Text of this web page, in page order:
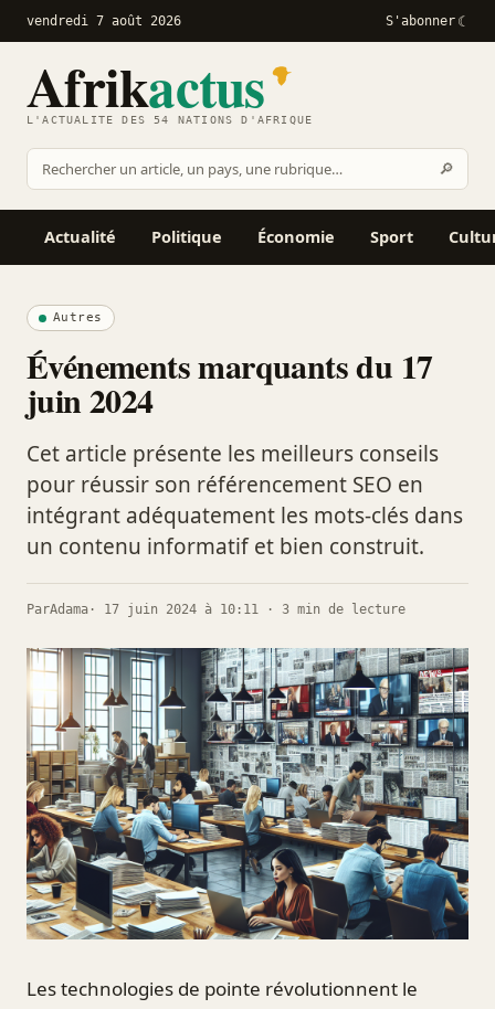
vendredi 7 août 2026 S'abonner
Afrikactus
L'ACTUALITÉ DES 54 NATIONS D'AFRIQUE
Rechercher
sur
Afrikactus
🔎
Actualité Politique Économie Sport
Autres
Événements marquants du 17
juin 2024
Cet article présente les meilleurs conseils
pour réussir son référencement SEO en
intégrant adéquatement les mots-clés dans
un contenu informatif et bien construit.
ParAdama · 17 juin 2024 à 10:11 · 3 min de lecture
Les technologies de pointe révolutionnent le